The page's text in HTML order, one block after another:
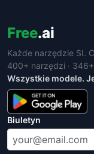
Free.ai
Każde narzędzie SI.
400+ narzędzi ·
Wszystkie modele.
Biuletyn